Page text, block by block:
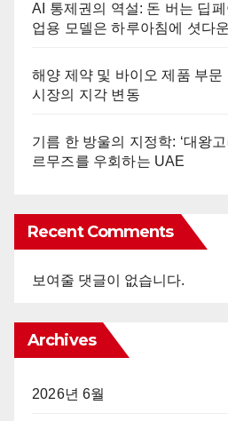
AI 통제권의 역설: 돈 버는 딥페
업용 모델은 하루아침에 셧다운
해양 제약 및 바이오 제품 부문
시장의 지각 변동
기름 한 방울의 지정학: ‘대왕
르무즈를 우회하는 UAE
Recent Comments
보여줄 댓글이 없습니다.
Archives
2026년 6월